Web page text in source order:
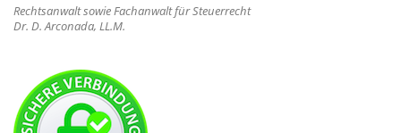
Rechtsanwalt sowie Fachanwalt für Steuerrecht
Dr. D. Arconada, LL.M.